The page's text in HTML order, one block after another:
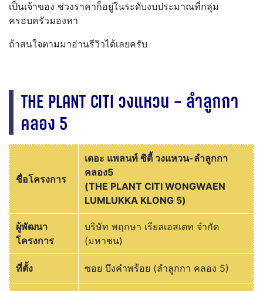
เป็นเจ้าของ ช่วงราคาก็อยู่ในระดับงบประมาณที่กลุ่ม
ครอบครัวมองหา
ถ้าสนใจตามมาอ่านรีวิวได้เลยครับ
THE PLANT CITI วงแหวน – ลำลูกกา
คลอง 5
ชื่อโครงการ
เดอะ แพลนท์ ซิตี้ วงแหวน-ลำลูกกา
คลอง5
(THE PLANT CITI WONGWAEN
LUMLUKKA KLONG 5)
ผู้พัฒนา
โครงการ
บริษัท พฤกษา เรียลเอสเตท จำกัด
(มหาชน)
ที่ตั้ง ซอย บึงคำพร้อย (ลำลูกกา คลอง 5)